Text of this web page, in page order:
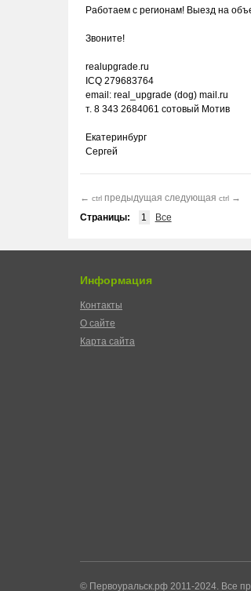
Работаем с регионам! Выезд на
Звоните!
realupgrade.ru
ICQ 279683764
email: real_upgrade (dog) mail.ru
т. 8 343 2684061 сотовый Мотив
Екатеринбург
Сергей
← ctrl предыдущая следующая ctrl →
Страницы:
1 Все
Информация
Контакты
О сайте
Карта сайта
© Первоуральск.рф 2011-2024. Все